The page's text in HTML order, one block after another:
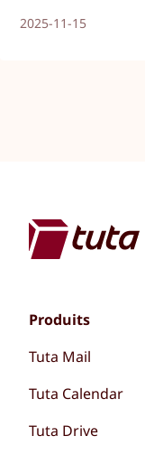
2025-11-15
Produits
Tuta Mail
Tuta Calendar
Tuta Drive